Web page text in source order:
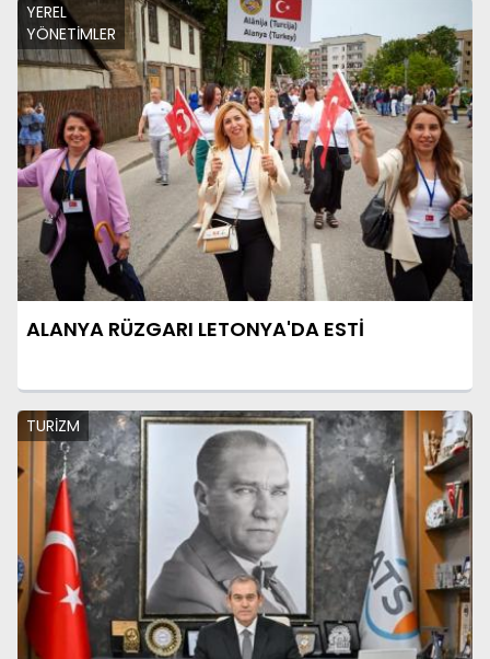
YEREL
YÖNETİMLER
ALANYA RÜZGARI LETONYA'DA ESTİ
TURİZM